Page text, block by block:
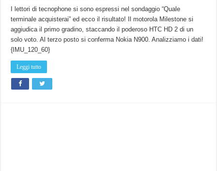
I lettori di tecnophone si sono espressi nel sondaggio “Quale
terminale acquisterai” ed ecco il risultato! Il motorola Milestone si
aggiudica il primo gradino, staccando il poderoso HTC HD 2 di un
solo voto. Al terzo posto si conferma Nokia N900. Analizziamo i dati!
{IMU_120_60}
Leggi tutto